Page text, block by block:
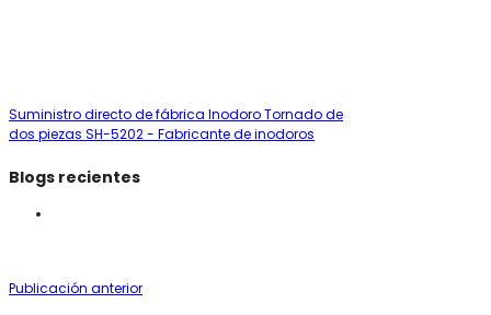
Suministro directo de fábrica Inodoro Tornado de
dos piezas SH-5202 - Fabricante de inodoros
Blogs recientes
Publicación anterior